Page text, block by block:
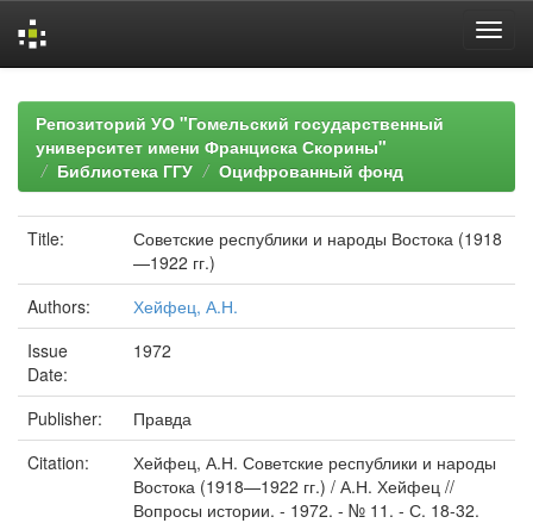
navigationРепозиторий УО "Гомельский государственный
университет имени Франциска Скорины"
Библиотека ГГУ
Оцифрованный фонд
Title:
Советские республики и народы Востока (1918
—1922 гг.)
Authors:
Хейфец, А.Н.
Issue
Date:
1972
Publisher:
Правда
Citation:
Хейфец, А.Н. Советские республики и народы
Востока (1918—1922 гг.) / А.Н. Хейфец //
Вопросы истории. - 1972. - № 11. - С. 18-32.